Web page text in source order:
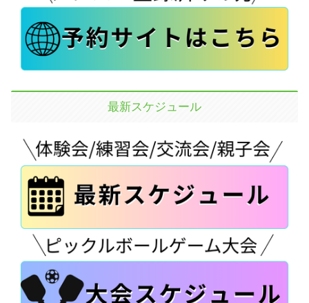
最新スケジュール